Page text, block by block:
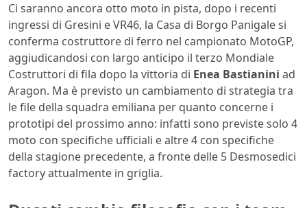
Ci saranno ancora otto moto in pista, dopo i recenti
ingressi di Gresini e VR46, la Casa di Borgo Panigale si
conferma costruttore di ferro nel campionato MotoGP,
aggiudicandosi con largo anticipo il terzo Mondiale
Costruttori di fila dopo la vittoria di Enea Bastianini ad
Aragon. Ma è previsto un cambiamento di strategia tra
le file della squadra emiliana per quanto concerne i
prototipi del prossimo anno: infatti sono previste solo 4
moto con specifiche ufficiali e altre 4 con specifiche
della stagione precedente, a fronte delle 5 Desmosedici
factory attualmente in griglia.